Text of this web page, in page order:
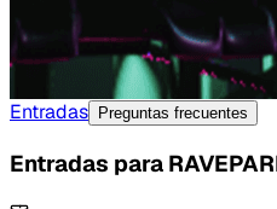
Entradas Preguntas frecuentes
Entradas para